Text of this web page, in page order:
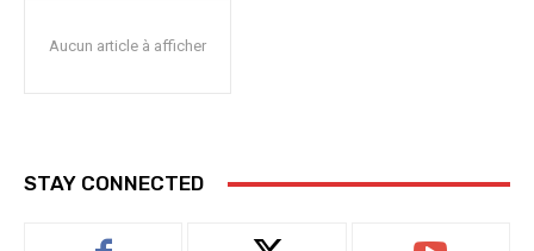
Aucun article à afficher
STAY CONNECTED